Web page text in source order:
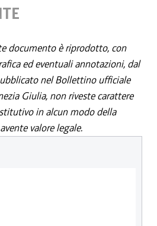
documento è riprodotto, con
ed eventuali annotazioni, dal
nel Bollettino ufficiale
Giulia, non riveste carattere
in alcun modo della
valore legale.